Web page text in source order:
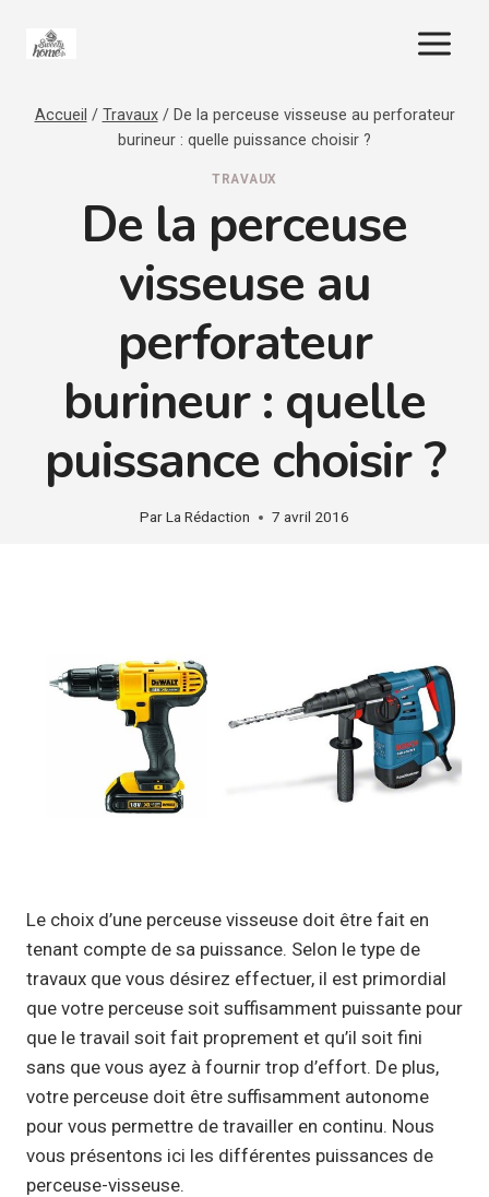
Accueil / Travaux / De la perceuse visseuse au perforateur
burineur : quelle puissance choisir ?
TRAVAUX
De la perceuse
visseuse au
perforateur
burineur : quelle
puissance choisir ?
ParLa Rédaction 7 avril 2016
Le choix d’une perceuse visseuse doit être fait en
tenant compte de sa puissance. Selon le type de
travaux que vous désirez effectuer, il est primordial
que votre perceuse soit suffisamment puissante pour
que le travail soit fait proprement et qu’il soit fini
sans que vous ayez à fournir trop d’effort. De plus,
votre perceuse doit être suffisamment autonome
pour vous permettre de travailler en continu. Nous
vous présentons ici les différentes puissances de
perceuse-visseuse.